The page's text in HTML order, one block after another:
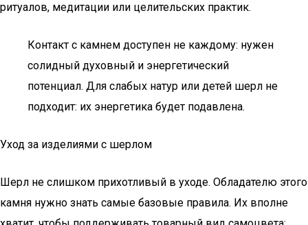
ритуалов, медитации или целительских практик.
Контакт с камнем доступен не каждому: нужен
солидный духовный и энергетический
потенциал. Для слабых натур или детей шерл не
подходит: их энергетика будет подавлена.
Уход за изделиями с шерлом
Шерл не слишком прихотливый в уходе. Обладателю этого
камня нужно знать самые базовые правила. Их вполне